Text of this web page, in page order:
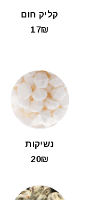
קליק חום
17₪
נשיקות
20₪